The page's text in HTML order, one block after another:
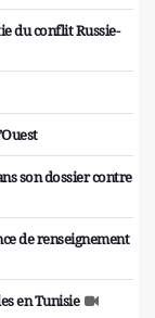
du conflit Russie-
son dossier contre
de renseignement
en Tunisie